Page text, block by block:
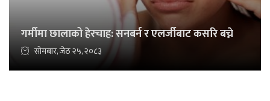
गर्मीमा छालाको हेरचाह: सनबर्न र एलर्जीबाट कसरि बच्ने
सोमबार, जेठ २५, २०८३